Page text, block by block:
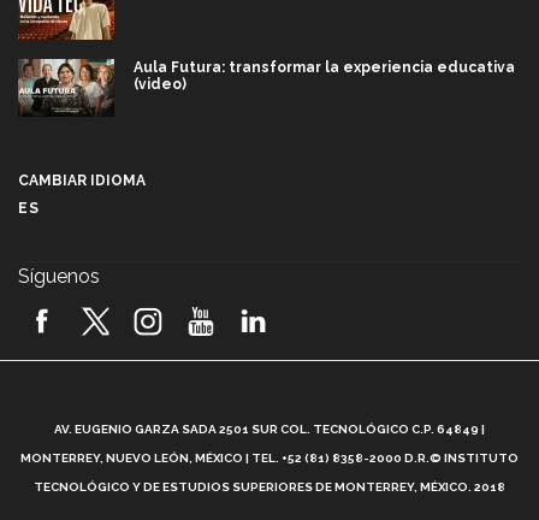
Aula Futura: transformar la experiencia educativa
(video)
2026! (video)
¿Cómo es el Modelo Educativo Tec? (video)
CAMBIAR IDIOMA
ES
Síguenos
AV. EUGENIO GARZA SADA 2501 SUR COL. TECNOLÓGICO C.P. 64849 |
MONTERREY, NUEVO LEÓN, MÉXICO | TEL. +52 (81) 8358-2000 D.R.© INSTITUTO
TECNOLÓGICO Y DE ESTUDIOS SUPERIORES DE MONTERREY, MÉXICO. 2018